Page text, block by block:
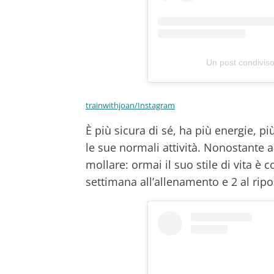
Un post
trainwithjoan/Instagram
È più sicura di sé, ha più energie,
le sue normali attività. Nonostante
mollare: ormai il suo stile di vita è
settimana all’allenamento e 2 al